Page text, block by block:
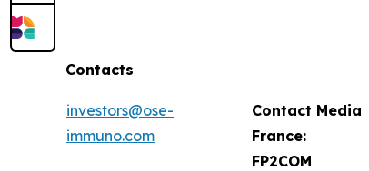
Contacts
investors@ose-
immuno.com
Contact Media
France:
FP2COM